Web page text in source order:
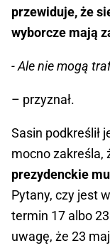
przewiduje, że
wyborcze mają
- Ale nie mogą
– przyznał.
Sasin podkreślił
mocno zakreśla,
prezydenckie
Pytany, czy jest
termin 17 albo
uwagę, że 23